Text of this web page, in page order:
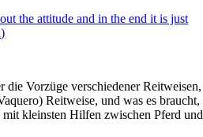
the attitude and in the end it is just
Vorzüge verschiedener Reitweisen,
Reitweise, und was es braucht,
kleinsten Hilfen zwischen Pferd und